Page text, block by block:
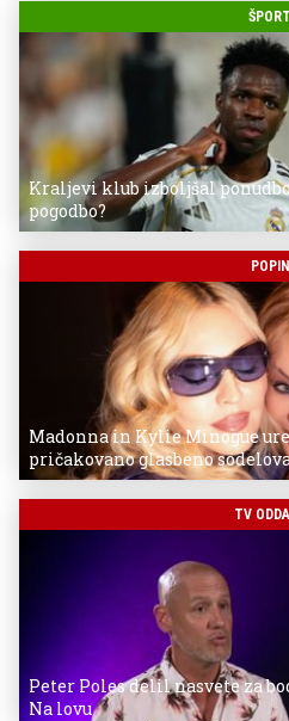
ŠPORT
Kraljevi klub izboljšal
pogodbo?
POPIN
Madonna in Kylie Minogue
pričakovano glasbeno
TV
Peter Poles delil nasvete za
Na lovu